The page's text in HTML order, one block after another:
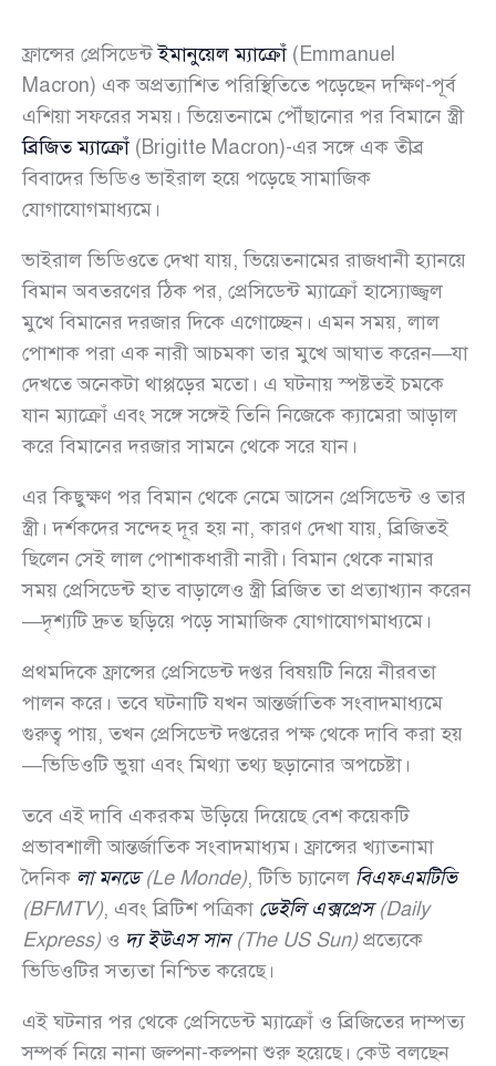
ফ্রান্সের প্রেসিডেন্টইমানুয়েল ম্যাক্রোঁ (Emmanuel
Macron) এক অপ্রত্যাশিত পরিস্থিতিতে পড়েছেন দক্ষিণ-পূর্ব
এশিয়া সফরের সময়। ভিয়েতনামে পৌঁছানোর পর বিমানে স্ত্রী
ব্রিজিত ম্যাক্রোঁ (Brigitte Macron)-এর সঙ্গে এক তীব্র
বিবাদের ভিডিও ভাইরাল হয়ে পড়েছে সামাজিক
যোগাযোগমাধ্যমে।
ভাইরাল ভিডিওতে দেখা যায়, ভিয়েতনামের রাজধানী হ্যানয়ে
বিমান অবতরণের ঠিক পর, প্রেসিডেন্ট ম্যাক্রোঁ হাস্যোজ্জ্বল
মুখে বিমানের দরজার দিকে এগোচ্ছেন। এমন সময়, লাল
পোশাক পরা এক নারী আচমকা তার মুখে আঘাত করেন—যা
দেখতে অনেকটা থাপ্পড়ের মতো। এ ঘটনায় স্পষ্টতই চমকে
যান ম্যাক্রোঁ এবং সঙ্গে সঙ্গেই তিনি নিজেকে ক্যামেরা আড়াল
করে বিমানের দরজার সামনে থেকে সরে যান।
এর কিছুক্ষণ পর বিমান থেকে নেমে আসেন প্রেসিডেন্ট ও তার
স্ত্রী। দর্শকদের সন্দেহ দূর হয় না, কারণ দেখা যায়, ব্রিজিতই
ছিলেন সেই লাল পোশাকধারী নারী। বিমান থেকে নামার
সময় প্রেসিডেন্ট হাত বাড়ালেও স্ত্রী ব্রিজিত তা প্রত্যাখ্যান করেন
—দৃশ্যটি দ্রুত ছড়িয়ে পড়ে সামাজিক যোগাযোগমাধ্যমে।
প্রথমদিকে ফ্রান্সের প্রেসিডেন্ট দপ্তর বিষয়টি নিয়ে নীরবতা
পালন করে। তবে ঘটনাটি যখন আন্তর্জাতিক সংবাদমাধ্যমে
গুরুত্ব পায়, তখন প্রেসিডেন্ট দপ্তরের পক্ষ থেকে দাবি করা হয়
—ভিডিওটি ভুয়া এবং মিথ্যা তথ্য ছড়ানোর অপচেষ্টা।
তবে এই দাবি একরকম উড়িয়ে দিয়েছে বেশ কয়েকটি
প্রভাবশালী আন্তর্জাতিক সংবাদমাধ্যম। ফ্রান্সের খ্যাতনামা
দৈনিক লা মনডে(Le Monde), টিভি চ্যানেল বিএফএমটিভি
(BFMTV), এবং ব্রিটিশ পত্রিকা ডেইলি এক্সপ্রেস(Daily
Express) ও দ্য ইউএস সান(The US Sun) প্রত্যেকে
ভিডিওটির সত্যতা নিশ্চিত করেছে।
এই ঘটনার পর থেকে প্রেসিডেন্ট ম্যাক্রোঁ ও ব্রিজিতের দাম্পত্য
সম্পর্ক নিয়ে নানা জল্পনা-কল্পনা শুরু হয়েছে। কেউ বলছেন